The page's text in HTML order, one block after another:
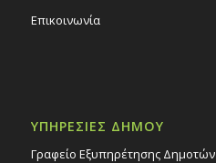
Επικοινωνία
ΥΠΗΡΕΣΙΕΣ ΔΗΜΟΥ
Γραφείο Εξυπηρέτησης Δημοτών